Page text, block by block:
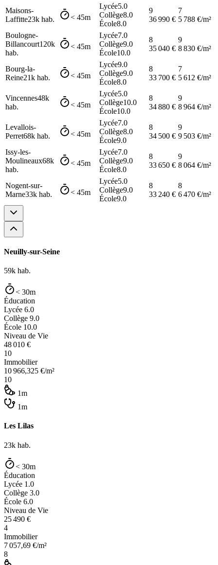
Maisons-
Laffitte23k hab. < 45m
Lycée5.0
Collège8.0
École8.0
9
36 990 €
7
5 788 €/m²
Boulogne-
Billancourt120k
hab.
< 45m
Lycée7.0
Collège9.0
École10.0
8
35 040 €
9
8 830 €/m²
Bourg-la-
Reine21k hab. < 45m
Lycée9.0
Collège9.0
École8.0
8
33 700 €
7
5 612 €/m²
Vincennes48k
hab.
< 45m
Lycée5.0
Collège10.0
École10.0
8
34 880 €
9
8 964 €/m²
Levallois-
Perret68k hab. < 45m
Lycée7.0
Collège8.0
École9.0
8
34 500 €
9
9 503 €/m²
Issy-les-
Moulineaux68k
hab.
< 45m
Lycée7.0
Collège9.0
École8.0
8
33 650 €
9
8 064 €/m²
Nogent-sur-
Marne33k hab. < 45m
Lycée5.0
Collège9.0
École9.0
8
33 240 €
8
6 470 €/m²
Neuilly-sur-Seine
59k hab.
< 30m
Éducation
Lycée 6.0
Collège 9.0
École 10.0
Niveau de Vie
48 010 €
10
Immobilier
10 966,325 €/m²
10
1m
1m
Les Lilas
23k hab.
< 30m
Éducation
Lycée 1.0
Collège 3.0
École 6.0
Niveau de Vie
25 490 €
4
Immobilier
7 057,69 €/m²
8